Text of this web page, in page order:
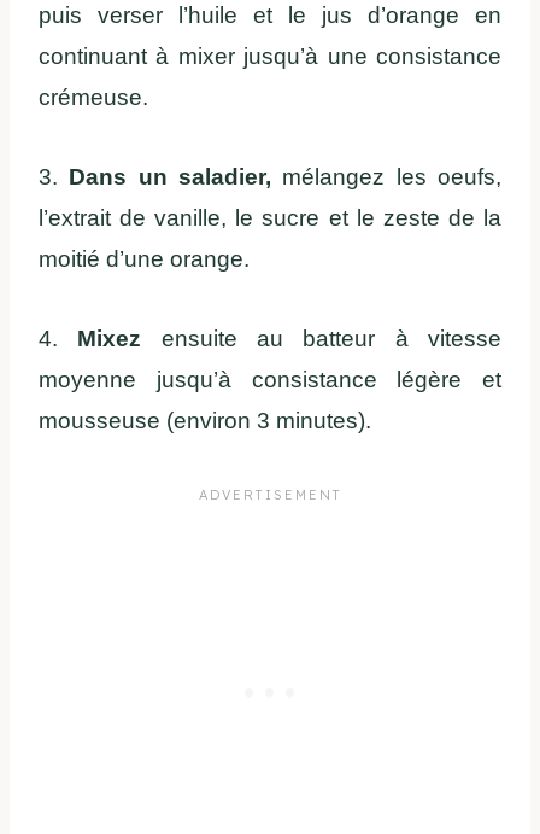
puis verser l’huile et le jus d’orange en
continuant à mixer jusqu’à une consistance
crémeuse.
3. Dans un saladier, mélangez les oeufs,
l’extrait de vanille, le sucre et le zeste de la
moitié d’une orange.
4. Mixez ensuite au batteur à vitesse
moyenne jusqu’à consistance légère et
mousseuse (environ 3 minutes).